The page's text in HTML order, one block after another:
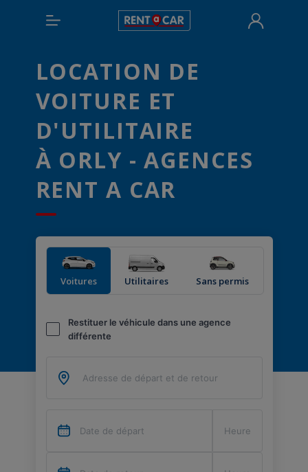
LOCATION DE
VOITURE ET
D'UTILITAIRE
À ORLY - AGENCES
RENT A CAR
Voitures Utilitaires Sans permis
Restituer le véhicule dans une agence
différente